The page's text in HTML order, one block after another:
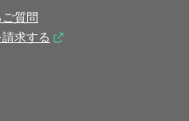
質問
求する